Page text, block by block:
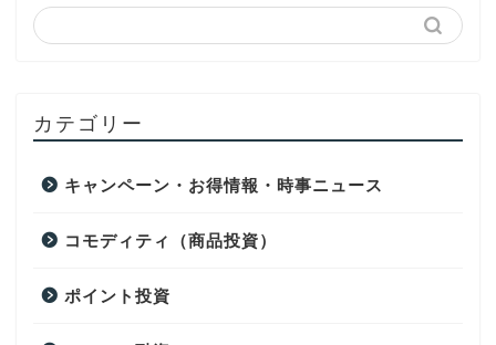
カテゴリー
キャンペーン・お得情報・時事ニュース
コモディティ（商品投資）
ポイント投資